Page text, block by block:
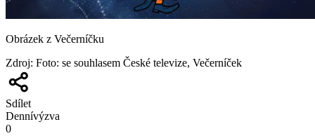
Obrázek z Večerníčku
Zdroj: Foto: se souhlasem České televize, Večerníček
Sdílet
Dennívýzva
0